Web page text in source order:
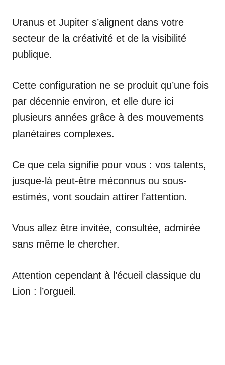
Uranus et Jupiter s’alignent dans votre
secteur de la créativité et de la visibilité
publique.
Cette configuration ne se produit qu’une fois
par décennie environ, et elle dure ici
plusieurs années grâce à des mouvements
planétaires complexes.
Ce que cela signifie pour vous : vos talents,
jusque-là peut-être méconnus ou sous-
estimés, vont soudain attirer l’attention.
Vous allez être invitée, consultée, admirée
sans même le chercher.
Attention cependant à l’écueil classique du
Lion : l’orgueil.